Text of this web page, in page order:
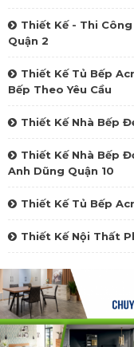
Thiết Kế - Thi
Quận 2
Thiết Kế Tủ Bếp
Bếp Theo Yêu Cầu
Thiết Kế Nhà Bếp
Thiết Kế Nhà Bếp
Anh Dũng Quận 10
Thiết Kế Tủ Bếp
Thiết Kế Nội Thất